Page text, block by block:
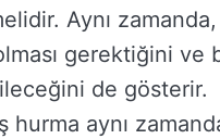
Aynı
gerektiğini ve
de gösterir.
hurma aynı